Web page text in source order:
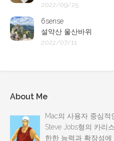
2022/09/25
6sense
설악산 울산바위
2022/07/11
About Me
Mac의 사용자 중심적
Steve Jobs형의 카리
한한 능력과 확장성